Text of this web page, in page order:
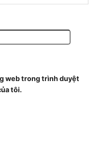
web trong trình duyệt
tôi.